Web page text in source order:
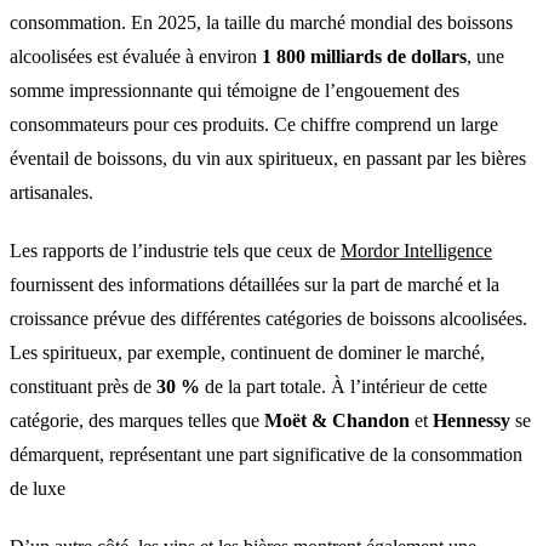
consommation. En 2025, la taille du marché mondial des boissons
alcoolisées est évaluée à environ 1 800 milliards de dollars, une
somme impressionnante qui témoigne de l’engouement des
consommateurs pour ces produits. Ce chiffre comprend un large
éventail de boissons, du vin aux spiritueux, en passant par les bières
artisanales.
Les rapports de l’industrie tels que ceux de Mordor Intelligence
fournissent des informations détaillées sur la part de marché et la
croissance prévue des différentes catégories de boissons alcoolisées.
Les spiritueux, par exemple, continuent de dominer le marché,
constituant près de 30 % de la part totale. À l’intérieur de cette
catégorie, des marques telles que Moët & Chandon et Hennessy se
démarquent, représentant une part significative de la consommation
de luxe